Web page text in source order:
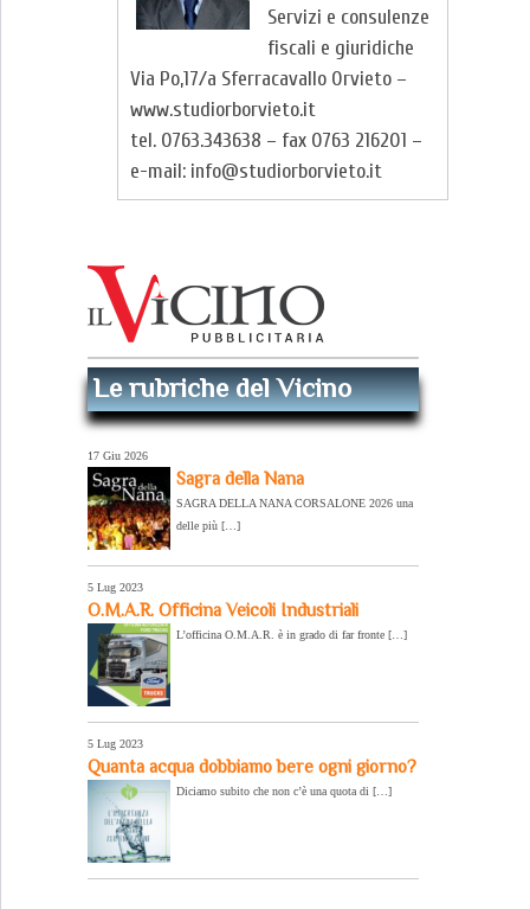
Servizi e consulenze
fiscali e giuridiche
Via Po,17/a Sferracavallo Orvieto –
www.studiorborvieto.it
tel. 0763.343638 – fax 0763 216201 –
e-mail: info@studiorborvieto.it
Le rubriche del Vicino
17 Giu 2026
Sagra della Nana
SAGRA DELLA NANA CORSALONE 2026 una
delle più […]
5 Lug 2023
O.M.A.R. Officina Veicoli Industriali
L’officina O.M.A.R. è in grado di far fronte […]
5 Lug 2023
Quanta acqua dobbiamo bere ogni giorno?
Diciamo subito che non c’è una quota di […]